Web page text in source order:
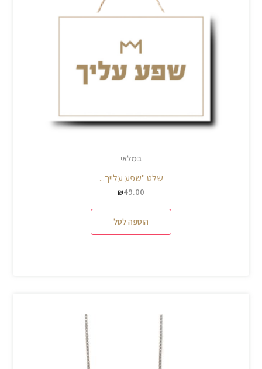
במלאי
שלט "שפע עלייך...
₪49.00
הוספה לסל